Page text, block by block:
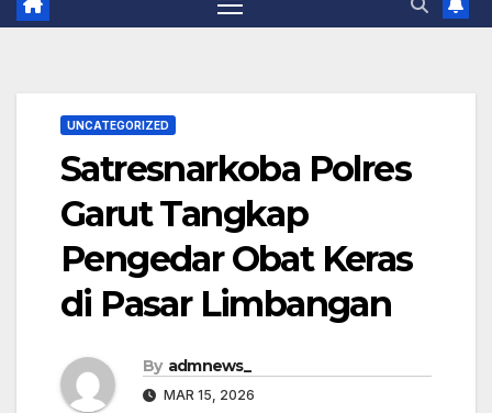
UNCATEGORIZED
Satresnarkoba Polres
Garut Tangkap
Pengedar Obat Keras
di Pasar Limbangan
By admnews_
MAR 15, 2026